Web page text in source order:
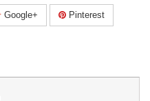
Google+ Pinterest